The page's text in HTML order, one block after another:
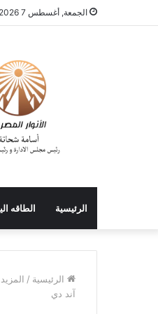
الجمعة, أغسطس 7 2026
الرئيسية الطاقه
الرئيسية / المزيد
آند دي